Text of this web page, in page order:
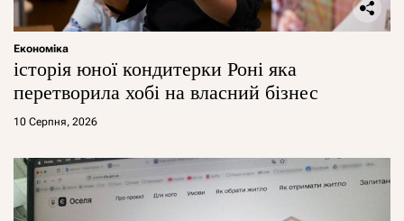
Економіка
історія юної кондитерки Роні яка
перетворила хобі на власний бізнес
10 Серпня, 2026